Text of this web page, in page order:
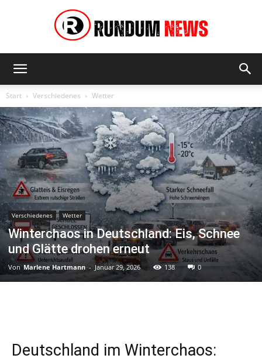
News
Start Verschiedenes Wetter
Verschiedenes Wetter
Winterchaos in Deutschland: Eis, Schnee
und Glätte drohen erneut
Von Marlene Hartmann - Januar 29, 2026 138 0
Deutschland im Winterchaos: